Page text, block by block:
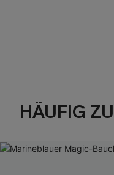
HÄUFIG